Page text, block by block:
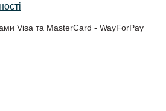
Visa та MasterCard - WayForPay